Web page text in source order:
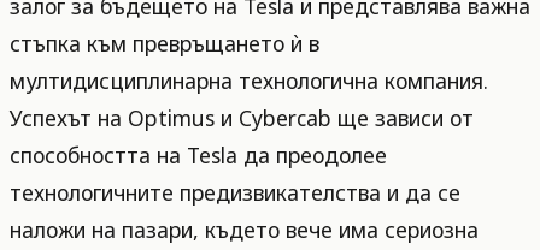
стъпка към превръщането ѝ в
мултидисциплинарна технологична компания.
Успехът на Optimus и Cybercab ще зависи от
способността на Tesla да преодолее
технологичните предизвикателства и да се
наложи на пазари, където вече има сериозна